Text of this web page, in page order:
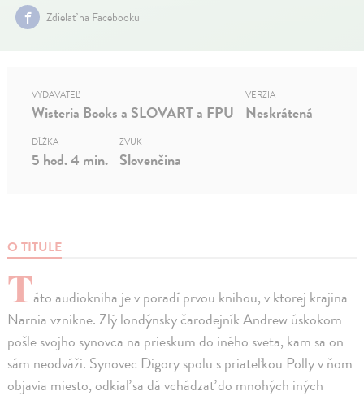
Zdielať na Facebooku
O TITULE
Táto audiokniha je v poradí prvou knihou, v ktorej krajina
Narnia vznikne. Zlý londýnsky čarodejník Andrew úskokom
pošle svojho synovca na prieskum do iného sveta, kam sa on
sám neodváži. Synovec Digory spolu s priateľkou Polly v ňom
objavia miesto, odkiaľ sa dá vchádzať do mnohých iných
VYDAVATEĽ
Wisteria Books a SLOVART a FPU
VERZIA
Neskrátená
DĹŽKA
5 hod. 4 min.
ZVUK
Slovenčina